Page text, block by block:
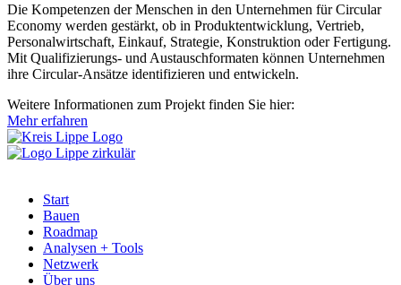
Die Kompetenzen der Menschen in den Unternehmen für Circular
Economy werden gestärkt, ob in Produktentwicklung, Vertrieb,
Personalwirtschaft, Einkauf, Strategie, Konstruktion oder Fertigung.
Mit Qualifizierungs- und Austauschformaten können Unternehmen
ihre Circular-Ansätze identifizieren und entwickeln.
Weitere Informationen zum Projekt finden Sie hier:
Mehr erfahren
Start
Bauen
Roadmap
Analysen + Tools
Netzwerk
Über uns